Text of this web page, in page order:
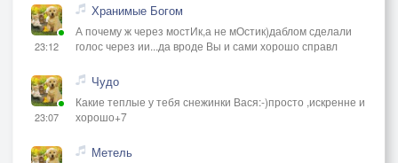
23:12
Хранимые Богом
А почему ж через мостИк,а не мОстик)даблом сделали
голос через ии...да вроде Вы и сами хорошо справл
23:07
Чудо
Какие теплые у тебя снежинки Вася:-)просто ,искренне и
хорошо+7
Метель